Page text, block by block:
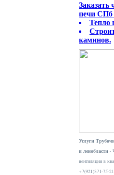
Заказать
печи СПб
Тепло
каминов.
Услуги
и ленобласти -
вентиляции в
+7(921)371-75-